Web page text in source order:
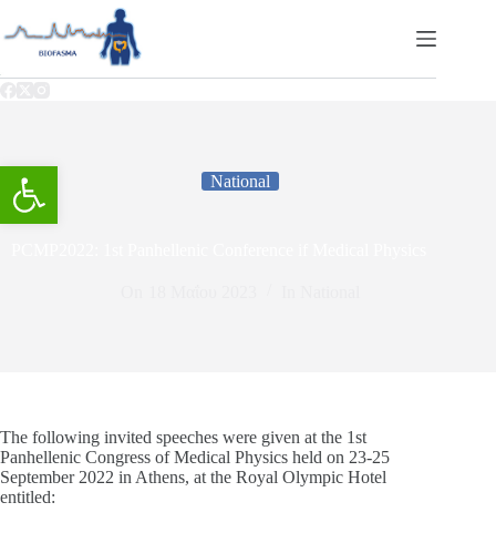
Ανοίξτε τη γραμμή εργαλείων
National
The following invited speeches were given at the 1st
Panhellenic Congress of Medical Physics held on 23-25
September 2022 in Athens, at the Royal Olympic Hotel
entitled: